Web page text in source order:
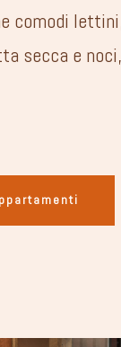
comodi
secca e